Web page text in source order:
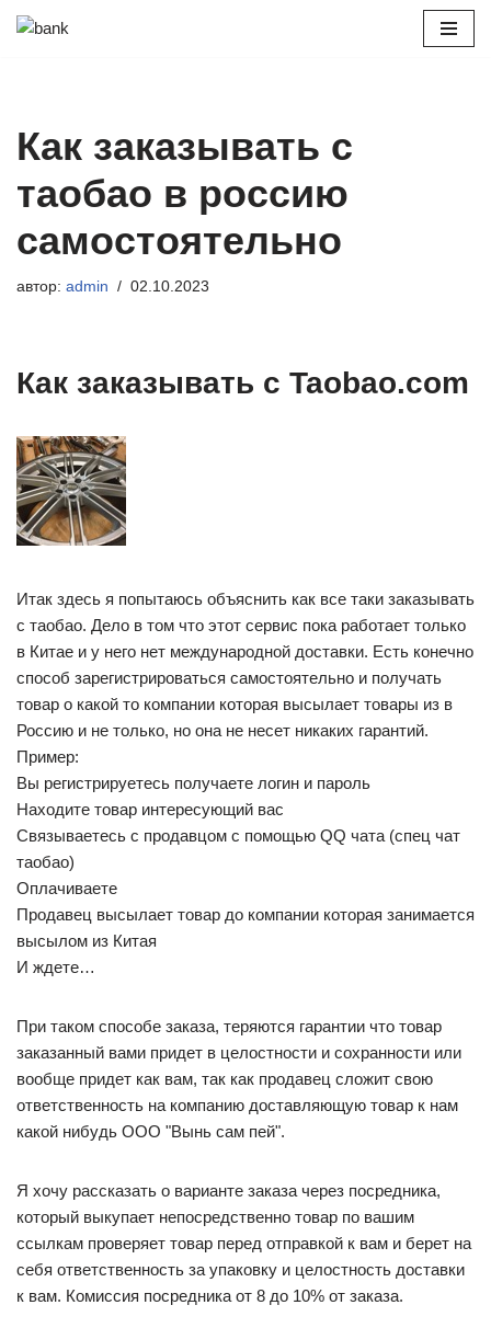
Как заказывать с
таобао в россию
самостоятельно
автор: admin 02.10.2023
Как заказывать с Taobao.com
Итак здесь я попытаюсь объяснить как все таки заказывать
с таобао. Дело в том что этот сервис пока работает только
в Китае и у него нет международной доставки. Есть конечно
способ зарегистрироваться самостоятельно и получать
товар о какой то компании которая высылает товары из в
Россию и не только, но она не несет никаких гарантий.
Пример:
Вы регистрируетесь получаете логин и пароль
Находите товар интересующий вас
Связываетесь с продавцом с помощью QQ чата (спец чат
таобао)
Оплачиваете
Продавец высылает товар до компании которая занимается
высылом из Китая
И ждете…
При таком способе заказа, теряются гарантии что товар
заказанный вами придет в целостности и сохранности или
вообще придет как вам, так как продавец сложит свою
ответственность на компанию доставляющую товар к нам
какой нибудь ООО "Вынь сам пей".
Я хочу рассказать о варианте заказа через посредника,
который выкупает непосредственно товар по вашим
ссылкам проверяет товар перед отправкой к вам и берет на
себя ответственность за упаковку и целостность доставки
к вам. Комиссия посредника от 8 до 10% от заказа.